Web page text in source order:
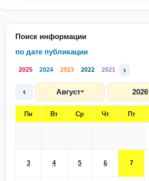
Поиск информации
по дате публикации
2025 2024 2023 2022 2021 ›
‹ Август 2026
Пн Вт Ср Чт Пт
3 4 5 6 7